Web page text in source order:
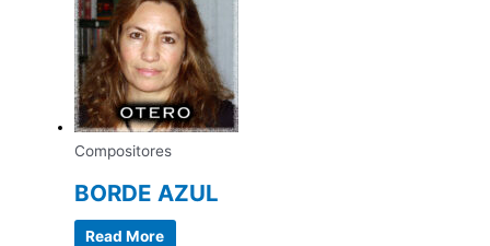
Compositores
BORDE AZUL
Read More